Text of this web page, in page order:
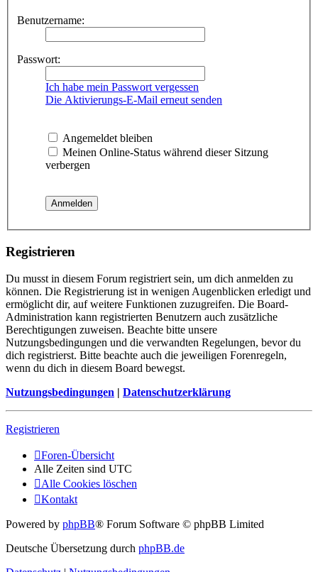
Benutzername:
Passwort:
Ich habe mein Passwort vergessen
Die Aktivierungs-E-Mail erneut senden
Angemeldet bleiben
Meinen Online-Status während dieser Sitzung
verbergen
Registrieren
Du musst in diesem Forum registriert sein, um dich anmelden zu
können. Die Registrierung ist in wenigen Augenblicken erledigt und
ermöglicht dir, auf weitere Funktionen zuzugreifen. Die Board-
Administration kann registrierten Benutzern auch zusätzliche
Berechtigungen zuweisen. Beachte bitte unsere
Nutzungsbedingungen und die verwandten Regelungen, bevor du
dich registrierst. Bitte beachte auch die jeweiligen Forenregeln,
wenn du dich in diesem Board bewegst.
Nutzungsbedingungen | Datenschutzerklärung
Registrieren
Foren-Übersicht
Kontakt
Alle Zeiten sind
Alle Zeiten sindUTC
Alle Cookies löschen